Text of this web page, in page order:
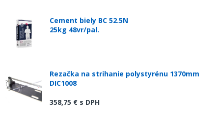
Cement biely BC 52.5N
25kg 48vr/pal.
Rezačka na strihanie polystyrénu 1370mm
DIC1008
358,75 € s DPH